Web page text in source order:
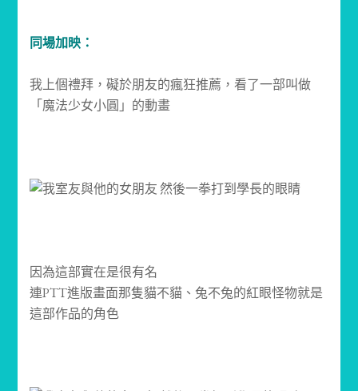
同場加映：
我上個禮拜，礙於朋友的瘋狂推薦，看了一部叫做
「魔法少女小圓」的動畫
因為這部實在是很有名
連PTT進版畫面那隻貓不貓、兔不兔的紅眼怪物就是
這部作品的角色